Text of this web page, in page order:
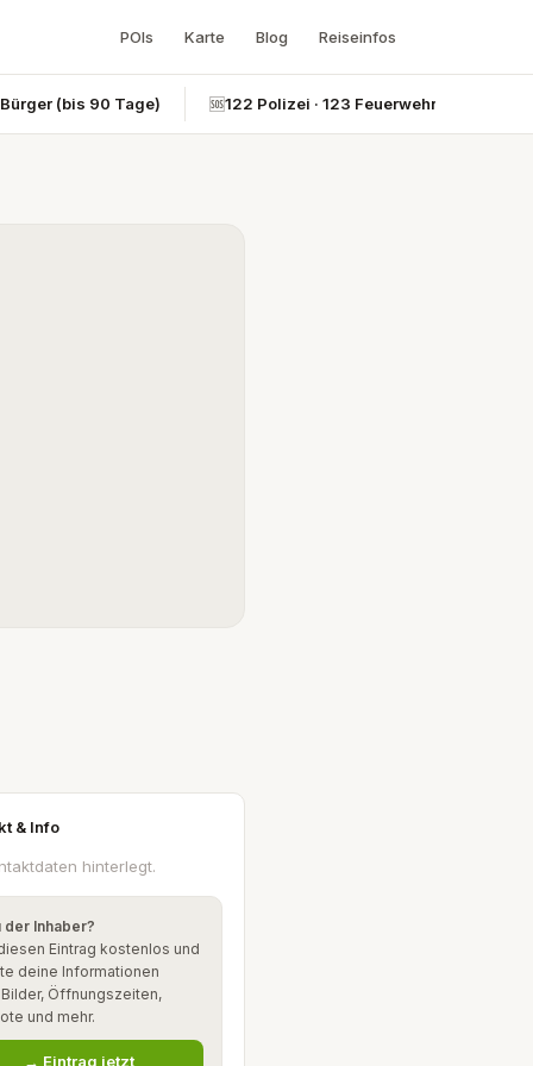
POIs Karte Blog Reiseinfos
(bis 90 Tage) 🆘122 Polizei · 123 Feuerwehr · 124
& Info
hinterlegt.
der Inhaber?
Eintrag kostenlos und
deine Informationen
Öffnungszeiten,
und mehr.
→ Eintrag jetzt